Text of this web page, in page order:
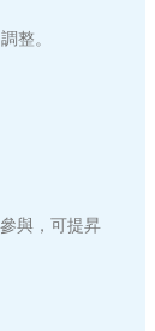
整。
與，可提昇